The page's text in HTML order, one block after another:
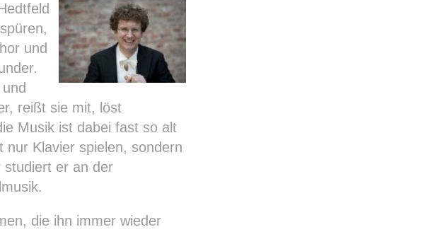
und
reißt sie mit, löst
Musik ist dabei fast so alt
Klavier spielen, sondern
studiert er an der
die ihn immer wieder